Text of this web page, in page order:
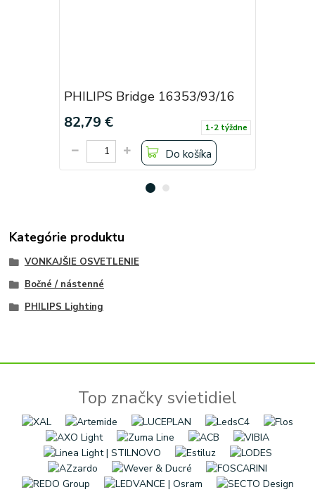
PHILIPS Bridge 16353/93/16
82,79 € 1-2 týždne
Do košíka
Kategórie produktu
VONKAJŠIE OSVETLENIE
Bočné / nástenné
PHILIPS Lighting
Top značky svietidiel